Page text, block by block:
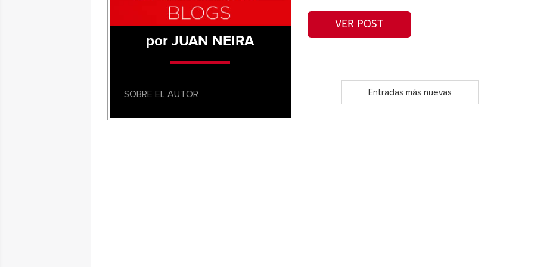
VER POST
Entradas más nuevas
por JUAN NEIRA
SOBRE EL AUTOR